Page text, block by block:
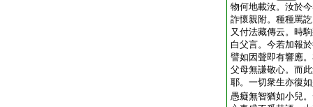
物何地載汝。汝於
詐懷親附。種種罵
又付法藏傳云。時
白父言。今若加報
譬如因聲即有響應
父母無謙敬心。而
耶。一切衆生亦復
愚癡無智猶如小兒